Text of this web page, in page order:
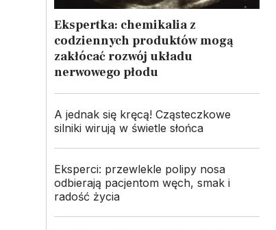
Ekspertka: chemikalia z
codziennych produktów mogą
zakłócać rozwój układu
nerwowego płodu
A jednak się kręcą! Cząsteczkowe
silniki wirują w świetle słońca
Eksperci: przewlekle polipy nosa
odbierają pacjentom węch, smak i
radość życia